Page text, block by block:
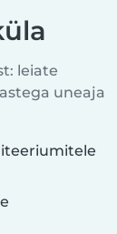
leiate
uneaja